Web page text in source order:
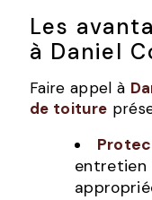
Les avantages de faire appel
à Daniel
Faire appel à
de toiture
entretien